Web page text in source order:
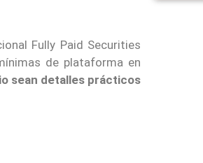
Fully Paid Securities
de plataforma en
sean detalles prácticos